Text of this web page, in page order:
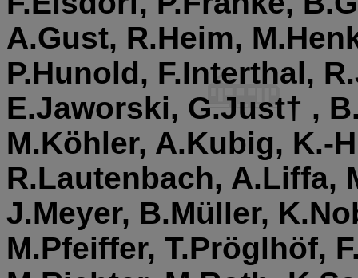
A.Gust, R.Heim,
P.Hunold, F.Interthal,
E.Jaworski, G.Just† ,
M.Köhler, A.Kubig, K.-
R.Lautenbach, A.Liffa,
J.Meyer, B.Müller,
M.Pfeiffer, T.Pröglhöf,